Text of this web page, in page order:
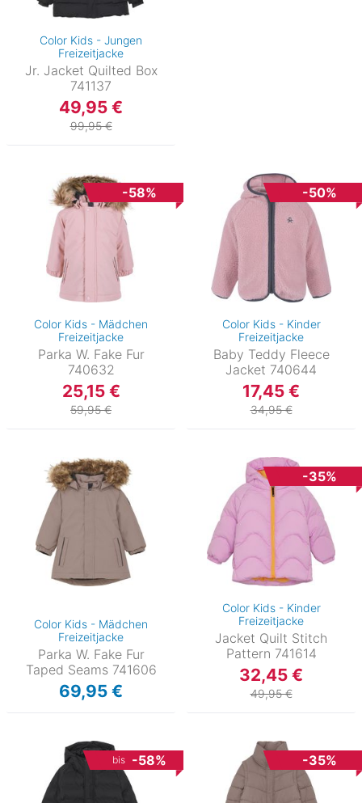
Color Kids - Jungen
Freizeitjacke
Jr. Jacket Quilted Box
741137
49,95 €
99,95 €
-58%
Color Kids - Mädchen
Freizeitjacke
Parka W. Fake Fur
740632
25,15 €
59,95 €
-50%
Color Kids - Kinder
Freizeitjacke
Baby Teddy Fleece
Jacket 740644
17,45 €
34,95 €
Color Kids - Mädchen
Freizeitjacke
Parka W. Fake Fur
Taped Seams 741606
69,95 €
-35%
Color Kids - Kinder
Freizeitjacke
Jacket Quilt Stitch
Pattern 741614
32,45 €
49,95 €
bis -58% -35%